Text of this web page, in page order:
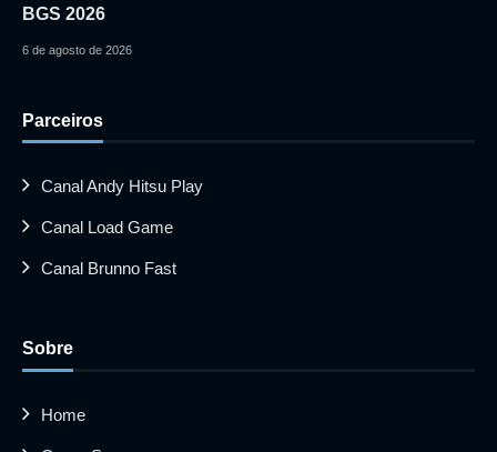
BGS 2026
6 de agosto de 2026
Parceiros
Canal Andy Hitsu Play
Canal Load Game
Canal Brunno Fast
Sobre
Home